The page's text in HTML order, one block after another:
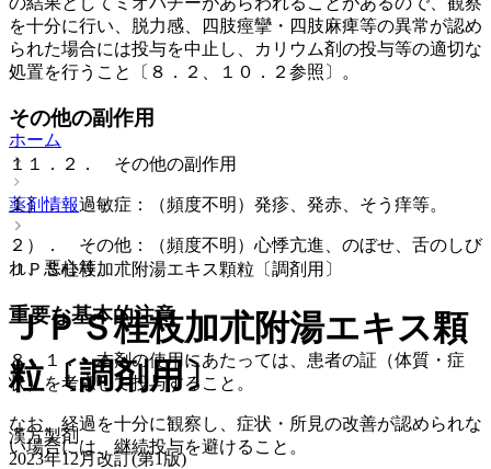
を十分に行い、脱力感、四肢痙攣・四肢麻痺等の異常が認め
られた場合には投与を中止し、カリウム剤の投与等の適切な
処置を行うこと〔８．２、１０．２参照〕。
その他の副作用
１１．２． その他の副作用
１）． 過敏症：（頻度不明）発疹、発赤、そう痒等。
２）． その他：（頻度不明）心悸亢進、のぼせ、舌のしび
れ、悪心等。
重要な基本的注意
８．１． 本剤の使用にあたっては、患者の証（体質・症
状）を考慮して投与すること。
なお、経過を十分に観察し、症状・所見の改善が認められな
い場合には、継続投与を避けること。
ホーム
薬剤情報
ＪＰＳ桂枝加朮附湯エキス顆粒〔調剤用〕
ＪＰＳ桂枝加朮附湯エキス顆
粒〔調剤用〕
漢方製剤
2023年12月改訂(第1版)